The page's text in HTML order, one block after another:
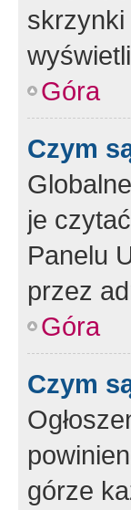
skrzynki
Góra
Czym
je
Panelu
przez
Góra
Czym
górze